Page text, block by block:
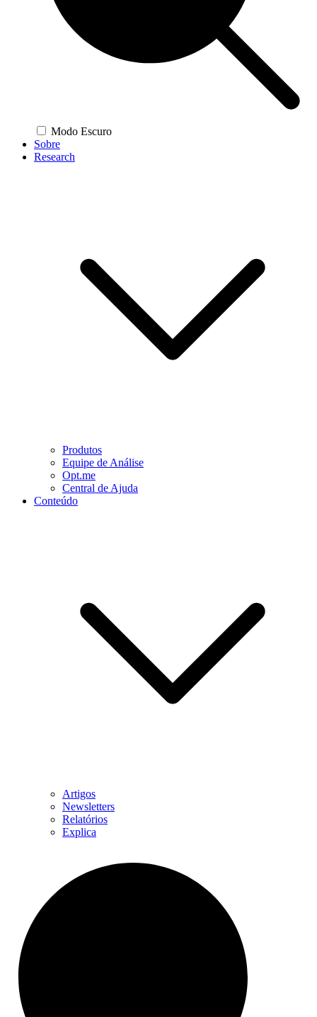
Modo Escuro
Sobre
Research
Produtos
Equipe de Análise
Opt.me
Central de Ajuda
Conteúdo
Artigos
Newsletters
Relatórios
Explica